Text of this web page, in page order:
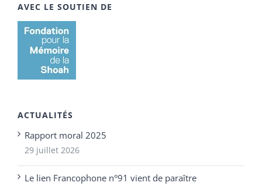
AVEC LE SOUTIEN DE
ACTUALITÉS
Rapport moral 2025
29 juillet 2026
Le lien Francophone n°91 vient de paraître